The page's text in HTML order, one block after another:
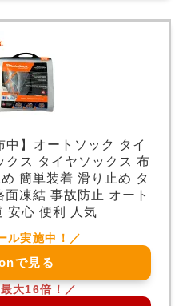
中】オートソック タイ
クス タイヤソックス 布
簡単装着 滑り止め タ
凍結 事故防止 オート
安心 便利 人気
で見る